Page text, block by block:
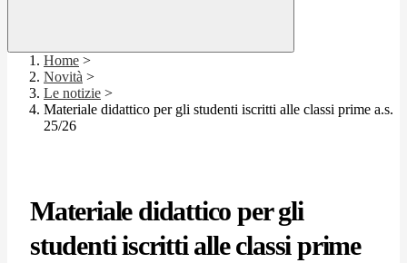
Home >
Novità >
Le notizie >
Materiale didattico per gli studenti iscritti alle classi prime a.s.
25/26
Materiale didattico per gli
studenti iscritti alle classi prime